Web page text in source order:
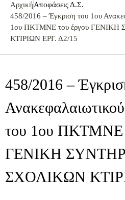
ΑρχικήΑποφάσεις Δ.Σ.
458/2016 – Έγκριση του 1ου
1ου ΠΚΤΜΝΕ του έργου
ΚΤΙΡΙΩΝ ΕΡΓ. Δ2/15
458/2016 –
του 1ου ΠΚΤΜΝΕ
ΓΕΝΙΚΗ
ΣΧΟΛΙΚΩΝ